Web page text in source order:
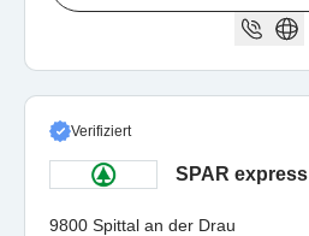
Verifiziert
SPAR express
9800 Spittal an der Drau